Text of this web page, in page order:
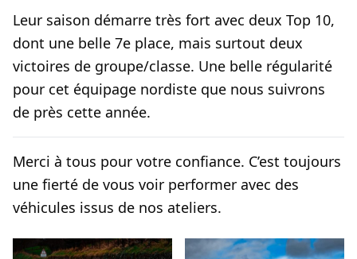
Leur saison démarre très fort avec deux Top 10,
dont une belle 7e place, mais surtout deux
victoires de groupe/classe. Une belle régularité
pour cet équipage nordiste que nous suivrons
de près cette année.
Merci à tous pour votre confiance. C’est toujours
une fierté de vous voir performer avec des
véhicules issus de nos ateliers.